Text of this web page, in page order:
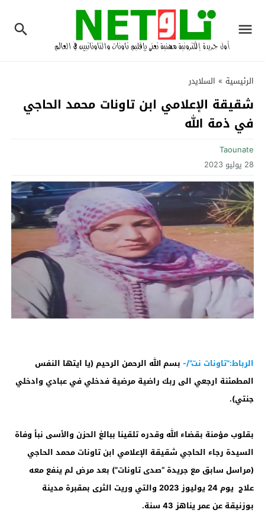
الرئيسية » السلايدر
شقيقة الإعلامي ابن تاونات محمد الحاجي
في ذمة الله‎
Taounate
28 يوليو 2023
الرباط:”تاونات نت”/- بسم الله الرحمن الرحيم (يا ايتها النفس
المطمئنة ارجعي الى ربك راضية مرضية فدخلي في عبادي وادخلي
جنتي).
بقلوب مؤمنة بقضاء الله وقدره تلقينا ببالغ الحزن والأسى نبأ وفاة
السيدة رجاء الحاجي شقيقة الإعلامي ابن تاونات محمد الحاجي
(مراسل سابق مع جريدة “صدى تاونات”) بعد مرض لم ينفع معه
علاج يوم 24 يوليوز 2023 والتي وريت الثرى بمقبرة مدينة
بوزنيقة عن عمر يناهز 43 سنة.